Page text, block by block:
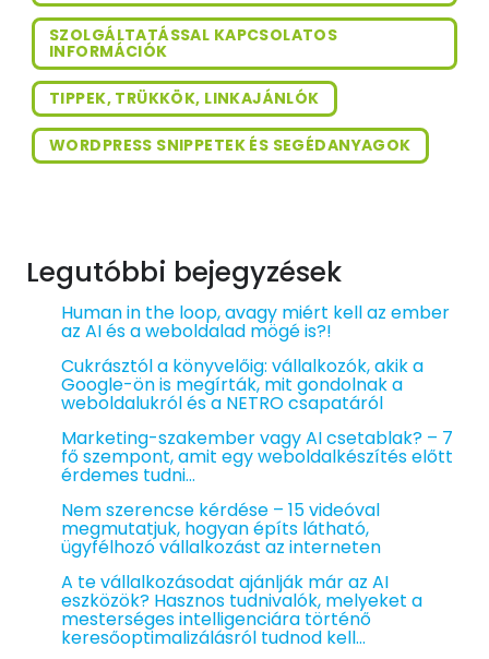
SZOLGÁLTATÁSSAL KAPCSOLATOS
INFORMÁCIÓK
TIPPEK, TRÜKKÖK, LINKAJÁNLÓK
WORDPRESS SNIPPETEK ÉS SEGÉDANYAGOK
Legutóbbi bejegyzések
Human in the loop, avagy miért kell az ember
az AI és a weboldalad mögé is?!
Cukrásztól a könyvelőig: vállalkozók, akik a
Google-ön is megírták, mit gondolnak a
weboldalukról és a NETRO csapatáról
Marketing-szakember vagy AI csetablak? – 7
fő szempont, amit egy weboldalkészítés előtt
érdemes tudni…
Nem szerencse kérdése – 15 videóval
megmutatjuk, hogyan építs látható,
ügyfélhozó vállalkozást az interneten
A te vállalkozásodat ajánlják már az AI
eszközök? Hasznos tudnivalók, melyeket a
mesterséges intelligenciára történő
keresőoptimalizálásról tudnod kell…